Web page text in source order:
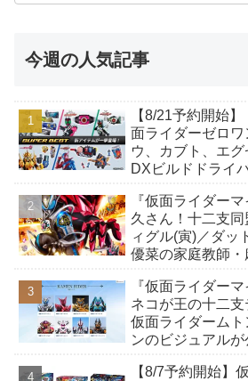
今週の人気記事
【8/21予約開始
面ライダーゼロ
ウ、カブト、エ
DXビルドドライ
か12点！
『仮面ライダー
久さん！十二支
ィグル(寅)／ダッ
優菜の家庭教師
んも変身！
『仮面ライダー
ネコが王の十二支
仮面ライダーム
ンのビジュアル
【8/7予約開始】